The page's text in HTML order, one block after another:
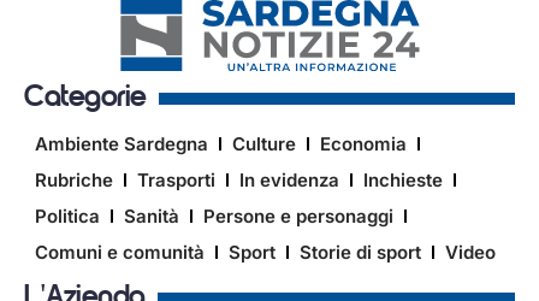
Categorie
Ambiente Sardegna Culture
Economia
Rubriche
Trasporti In evidenza
Inchieste
Politica
Sanità
Persone e personaggi
Comuni e comunità
Sport Storie di sport Video